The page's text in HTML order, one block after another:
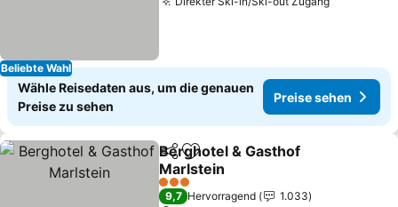
Beliebte Wahl
Wähle Reisedaten aus, um die genauen
Preise zu sehen
Preise sehen
TeilenZu Favoriten hinzufügen
Berghotel & Gasthof
Marlstein
3 Sterne
9,7 Hervorragend
1.033